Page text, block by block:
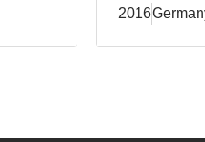
2016